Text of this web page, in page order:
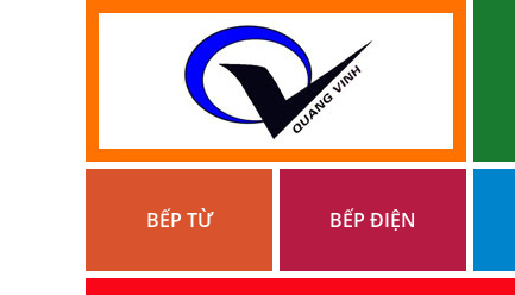
BẾP TỪ BẾP ĐIỆN